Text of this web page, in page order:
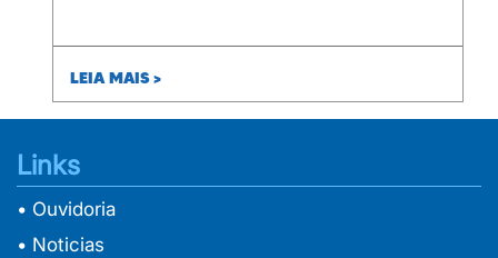
LEIA MAIS >
Links
• Ouvidoria
• Noticias